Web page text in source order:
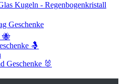
Kugeln - Regenbogenkristall
Geschenke
🐝
🤱
Geschenke 🐰